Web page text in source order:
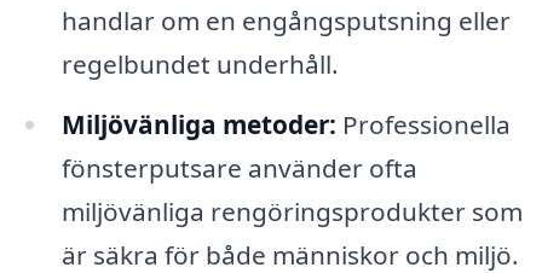
handlar om en engångsputsning eller
regelbundet underhåll.
Miljövänliga metoder: Professionella
fönsterputsare använder ofta
miljövänliga rengöringsprodukter som
är säkra för både människor och miljö.